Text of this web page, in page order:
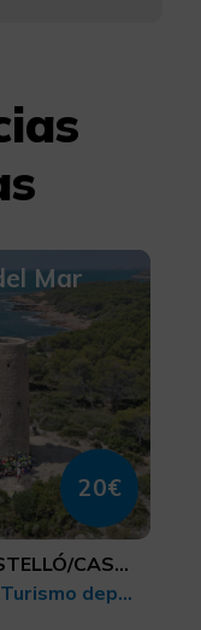
Mar
20€
CASTELLÓN
BTT, cicloturismo y ciclismo , Turismo deportivo